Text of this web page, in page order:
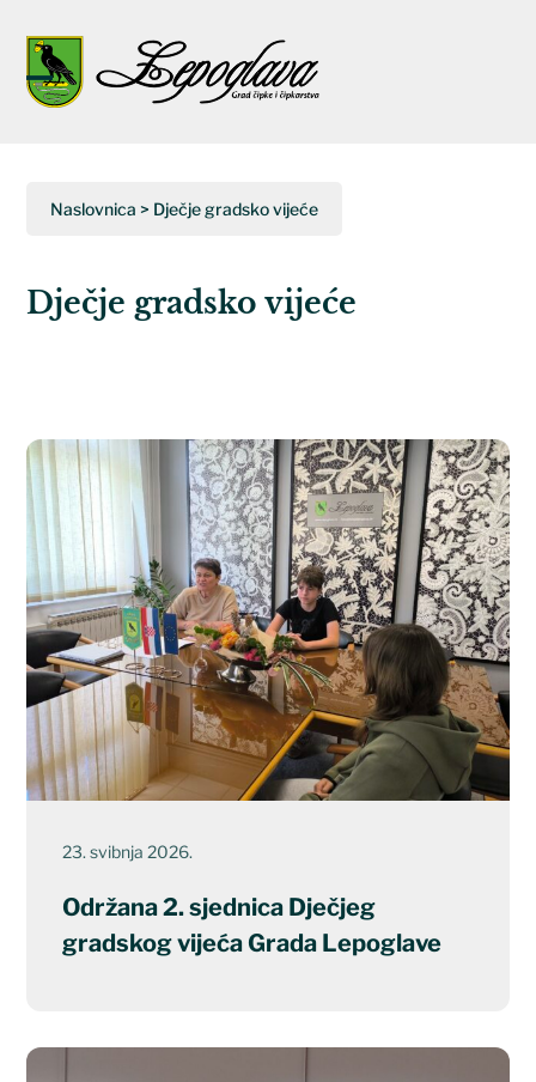
Ova
web
stranica
Open
Close
Naslovnica > Dječje gradsko vijeće
Dječje gradsko vijeće
23. svibnja 2026.
Održana 2. sjednica Dječjeg
gradskog vijeća Grada Lepoglave